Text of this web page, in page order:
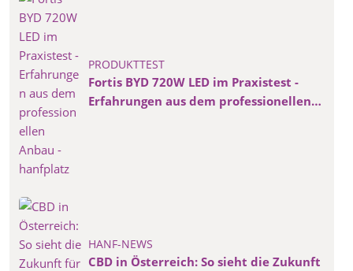
PRODUKTTEST
Fortis BYD 720W LED im Praxistest -
Erfahrungen aus dem professionellen
HANF-NEWS
CBD in Österreich: So sieht die Zukunft